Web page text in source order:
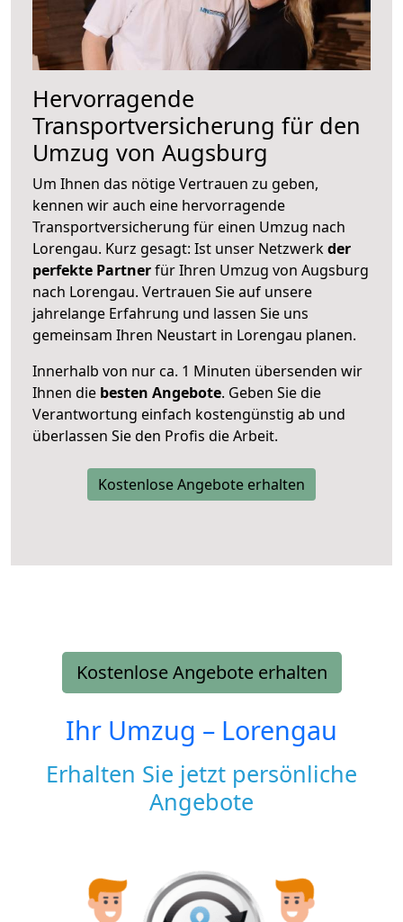
Hervorragende
Transportversicherung für den
Umzug von Augsburg
Um Ihnen das nötige Vertrauen zu geben,
kennen wir auch eine hervorragende
Transportversicherung für einen Umzug nach
Lorengau. Kurz gesagt: Ist unser Netzwerkder
perfekte Partnerfür Ihren Umzug von Augsburg
nach Lorengau. Vertrauen Sie auf unsere
jahrelange Erfahrung und lassen Sie uns
gemeinsam Ihren Neustart in Lorengau planen.
Innerhalb von nur ca. 1 Minuten übersenden wir
Ihnen die besten Angebote. Geben Sie die
Verantwortung einfach kostengünstig ab und
überlassen Sie den Profis die Arbeit.
Kostenlose Angebote erhalten
Kostenlose Angebote erhalten
Ihr Umzug – Lorengau
Erhalten Sie jetzt persönliche
Angebote